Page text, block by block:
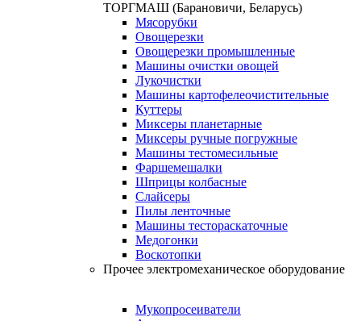
ТОРГМАШ (Барановичи, Беларусь)
Мясорубки
Овощерезки
Овощерезки промышленные
Машины очистки овощей
Лукочистки
Машины картофелеочистительные
Куттеры
Миксеры планетарные
Миксеры ручные погружные
Машины тестомесильные
Фаршемешалки
Шприцы колбасные
Слайсеры
Пилы ленточные
Машины тестораскаточные
Медогонки
Воскотопки
Прочее электромеханическое оборудование
Мукопросеиватели